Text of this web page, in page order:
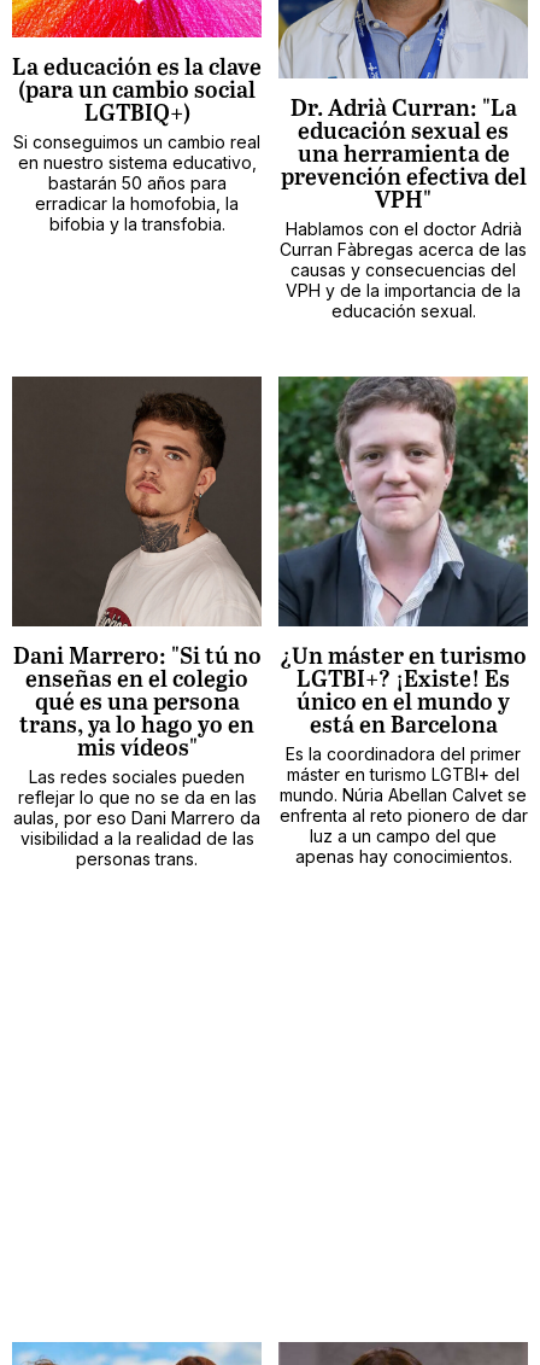
La educación es la clave
(para un cambio social
LGTBIQ+)
Si conseguimos un cambio real
en nuestro sistema educativo,
bastarán 50 años para
erradicar la homofobia, la
bifobia y la transfobia.
Dr. Adrià Curran: "La
educación sexual es
una herramienta de
prevención efectiva del
VPH"
Hablamos con el doctor Adrià
Curran Fàbregas acerca de las
causas y consecuencias del
VPH y de la importancia de la
educación sexual.
Dani Marrero: "Si tú no
enseñas en el colegio
qué es una persona
trans, ya lo hago yo en
mis vídeos"
Las redes sociales pueden
reflejar lo que no se da en las
aulas, por eso Dani Marrero da
visibilidad a la realidad de las
personas trans.
¿Un máster en turismo
LGTBI+? ¡Existe! Es
único en el mundo y
está en Barcelona
Es la coordinadora del primer
máster en turismo LGTBI+ del
mundo. Núria Abellan Calvet se
enfrenta al reto pionero de dar
luz a un campo del que
apenas hay conocimientos.